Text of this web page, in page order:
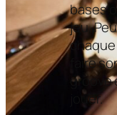
bases
jeu.
faire
groove
jouer.